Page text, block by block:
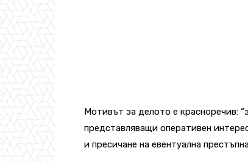
Мотивът за делото е красноречив:
представляващи оперативен
и пресичане на евентуална